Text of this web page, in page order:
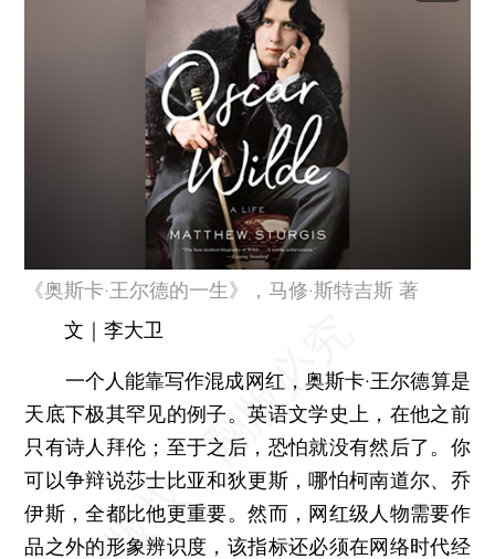
《奥斯卡·王尔德的一生》，马修·斯特吉斯 著
文｜李大卫
一个人能靠写作混成网红，奥斯卡·王尔德算是
天底下极其罕见的例子。英语文学史上，在他之前
只有诗人拜伦；至于之后，恐怕就没有然后了。你
可以争辩说莎士比亚和狄更斯，哪怕柯南道尔、乔
伊斯，全都比他更重要。然而，网红级人物需要作
品之外的形象辨识度，该指标还必须在网络时代经